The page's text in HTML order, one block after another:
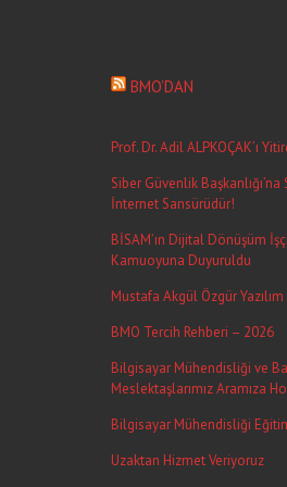
BMO’DAN
Prof. Dr. Adil ALPKOÇAK’ı
Siber Güvenlik Başkanlığı’na
İnternet Sansürüdür!
BİSAM’ın Dijital Dönüşüm
Kamuoyuna Duyuruldu
Mustafa Akgül Özgür
BMO Tercih Rehberi – 2026
Bilgisayar Mühendisliği ve
Meslektaşlarımız Aramıza
Bilgisayar Mühendisliği
Uzaktan Hizmet Veriyoruz